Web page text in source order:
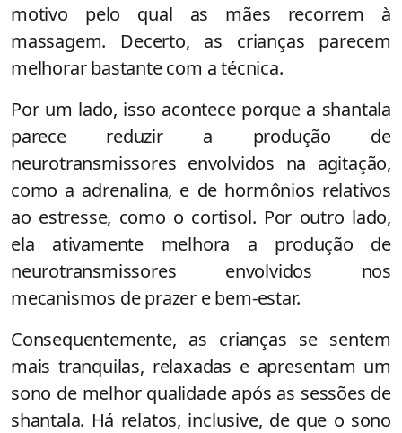
motivo pelo qual as mães recorrem à
massagem. Decerto, as crianças parecem
melhorar bastante com a técnica.
Por um lado, isso acontece porque a shantala
parece reduzir a produção de
neurotransmissores envolvidos na agitação,
como a adrenalina, e de hormônios relativos
ao estresse, como o cortisol. Por outro lado,
ela ativamente melhora a produção de
neurotransmissores envolvidos nos
mecanismos de prazer e bem-estar.
Consequentemente, as crianças se sentem
mais tranquilas, relaxadas e apresentam um
sono de melhor qualidade após as sessões de
shantala. Há relatos, inclusive, de que o sono